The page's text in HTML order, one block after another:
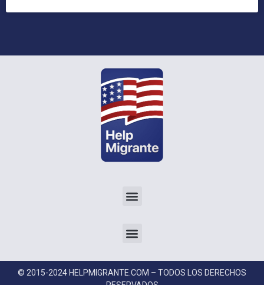
© 2015-2024 HELPMIGRANTE.COM – TODOS LOS DERECHOS